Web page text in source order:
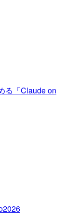
る「Claude on